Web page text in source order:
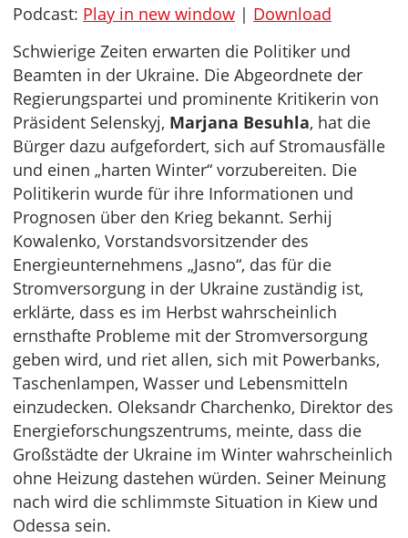
Podcast: Play in new window | Download
Schwierige Zeiten erwarten die Politiker und
Beamten in der Ukraine. Die Abgeordnete der
Regierungspartei und prominente Kritikerin von
Präsident Selenskyj, Marjana Besuhla, hat die
Bürger dazu aufgefordert, sich auf Stromausfälle
und einen „harten Winter“ vorzubereiten. Die
Politikerin wurde für ihre Informationen und
Prognosen über den Krieg bekannt. Serhij
Kowalenko, Vorstandsvorsitzender des
Energieunternehmens „Jasno“, das für die
Stromversorgung in der Ukraine zuständig ist,
erklärte, dass es im Herbst wahrscheinlich
ernsthafte Probleme mit der Stromversorgung
geben wird, und riet allen, sich mit Powerbanks,
Taschenlampen, Wasser und Lebensmitteln
einzudecken. Oleksandr Charchenko, Direktor des
Energieforschungszentrums, meinte, dass die
Großstädte der Ukraine im Winter wahrscheinlich
ohne Heizung dastehen würden. Seiner Meinung
nach wird die schlimmste Situation in Kiew und
Odessa sein.